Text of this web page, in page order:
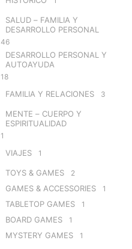
SALUD – FAMILIA Y
DESARROLLO PERSONAL
46
DESARROLLO PERSONAL Y
AUTOAYUDA
18
FAMILIA Y RELACIONES 3
MENTE – CUERPO Y
ESPIRITUALIDAD
1
VIAJES 1
TOYS & GAMES 2
GAMES & ACCESSORIES 1
TABLETOP GAMES 1
BOARD GAMES 1
MYSTERY GAMES 1